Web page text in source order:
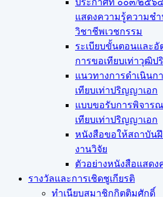
แสดงความรู้ความช
วิชาชีพเวชกรรม
ระเบียบขั้นตอนและอั
การขอเทียบเท่าวุฒิป
แนวทางการดำเนิน
เทียบเท่าปริญญาเอก
แบบขอรับการพิจาร
เทียบเท่าปริญญาเอก
หนังสือขอให้สถาบัน
งานวิจัย
ตัวอย่างหนังสือแสดง
รางวัลและการเชิดชูเกียรติ
ทำเนียบสมาชิกกิตติมศักดิ์